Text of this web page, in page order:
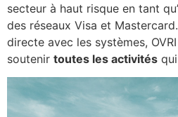
secteur à haut risque en tant qu’
des réseaux Visa et
directe avec les systèmes,
soutenir toutes les activités